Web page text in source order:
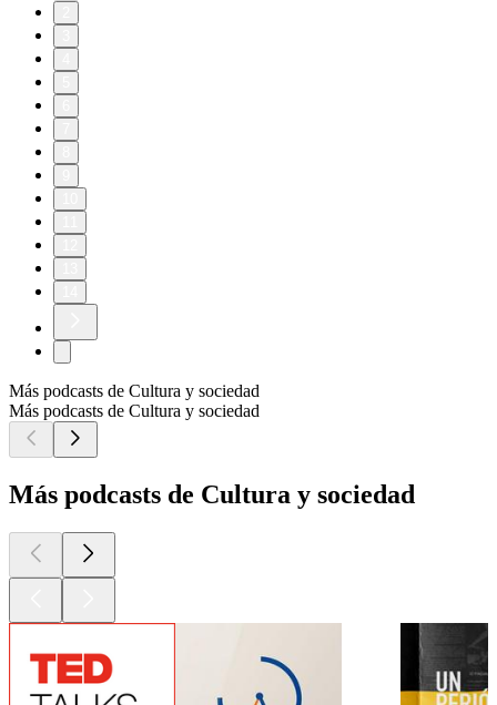
Más podcasts de Cultura y sociedad
Más podcasts de Cultura y sociedad
Más podcasts de Cultura y sociedad